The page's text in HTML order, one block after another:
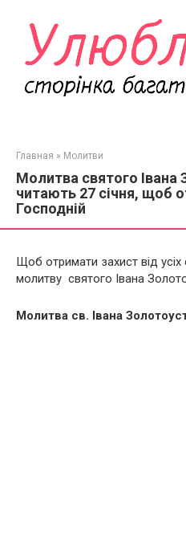
контенту
Главная » Молитви
Молитва святого Івана
читають 27 січня, щоб
Господній
Щоб отримати захист від
молитву святого Івана
Молитва св. Івана